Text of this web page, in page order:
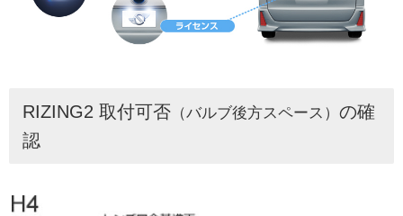
RIZING2 取付可否 （バルブ後方スペース） の確
認